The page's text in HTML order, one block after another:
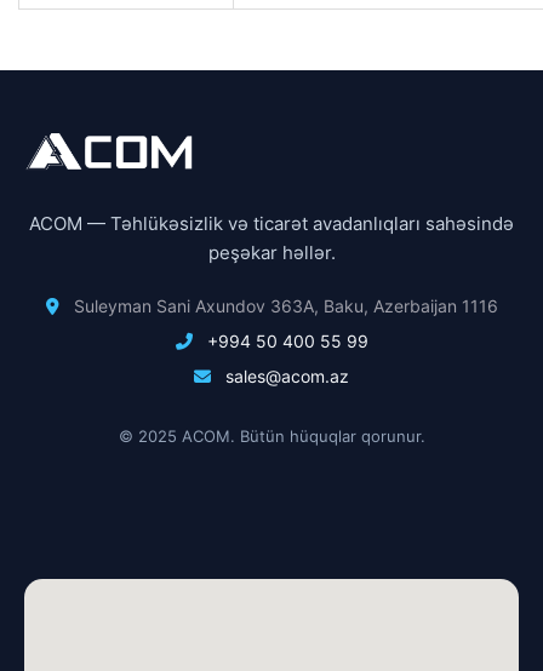
ACOM — Təhlükəsizlik və ticarət avadanlıqları sahəsində
peşəkar həllər.
Suleyman Sani Axundov 363A, Baku, Azerbaijan 1116
+994 50 400 55 99
sales@acom.az
© 2025 ACOM. Bütün hüquqlar qorunur.